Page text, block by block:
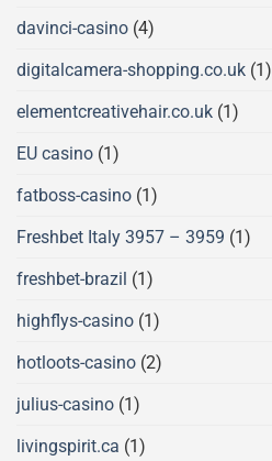
davinci-casino (4)
digitalcamera-shopping.co.uk (1)
elementcreativehair.co.uk (1)
EU casino (1)
fatboss-casino (1)
Freshbet Italy 3957 – 3959 (1)
freshbet-brazil (1)
highflys-casino (1)
hotloots-casino (2)
julius-casino (1)
livingspirit.ca (1)